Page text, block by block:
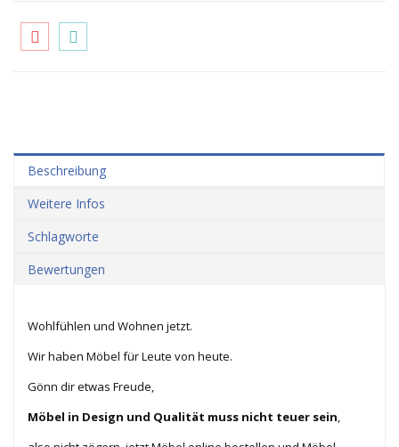
Beschreibung
Weitere Infos
Schlagworte
Bewertungen
Wohlfühlen und Wohnen jetzt.
Wir haben Möbel für Leute von heute.
Gönn dir etwas Freude,
Möbel in Design und Qualität muss nicht teuer sein,